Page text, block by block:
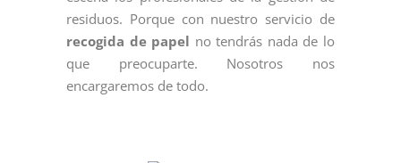
residuos. Porque con nuestro servicio de
recogida de papel no tendrás nada de lo
que preocuparte. Nosotros nos
encargaremos de todo.